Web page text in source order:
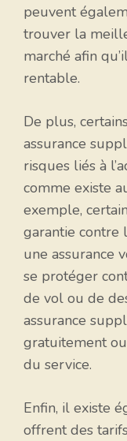
peuvent
trouver la
marché afin
rentable.
De plus,
assurance
risques liés à
comme existe
exemple,
garantie contre
une assurance
se protéger
de vol ou de
assurance
gratuitement
du service.
Enfin, il existe
offrent des